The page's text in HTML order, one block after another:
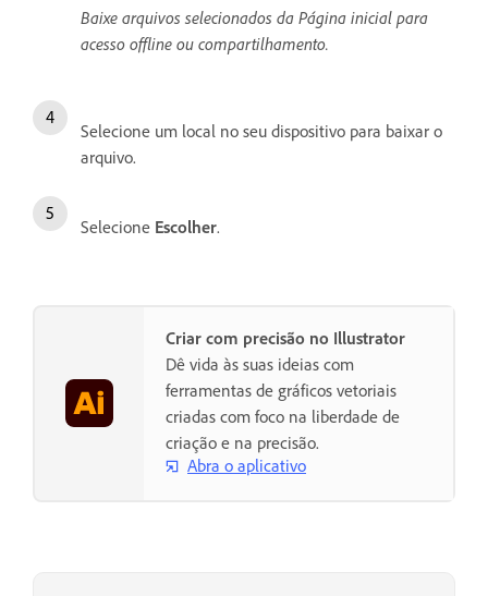
Baixe arquivos selecionados da Página inicial para
acesso offline ou compartilhamento.
Selecione um local no seu dispositivo para baixar o
arquivo.
Selecione Escolher.
Criar com precisão no Illustrator
Dê vida às suas ideias com
ferramentas de gráficos vetoriais
criadas com foco na liberdade de
criação e na precisão.
Abra o aplicativo